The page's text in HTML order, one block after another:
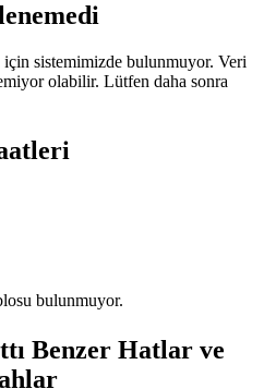
sistemimizde bulunmuyor. Veri
olabilir. Lütfen daha sonra
bulunmuyor.
Benzer Hatlar ve